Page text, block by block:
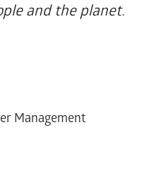
and the planet.
Management